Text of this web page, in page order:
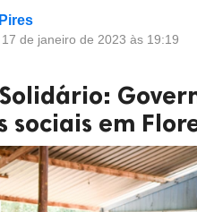
de janeiro de 2023 às 19:19
sociais em